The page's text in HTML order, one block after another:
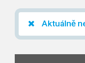
Aktuálně